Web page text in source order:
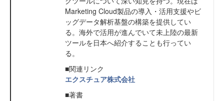
Marketing Cloud製品の導入・活用支援やビ
ッグデータ解析基盤の構築を提供してい
る。海外で活用が進んでいて未上陸の最新
ツールを日本へ紹介することも行ってい
る。
■関連リンク
エクスチュア株式会社
■著書